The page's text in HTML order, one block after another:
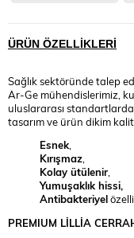
ÜRÜN ÖZELLIKLERI
Sağlık sektöründe talep
Ar-Ge mühendislerimiz,
uluslararası
tasarım ve ürün dikim
Esnek
Kırışmaz
Kolay ütülenir
Yumuşaklık hissi,
Antibakteriyel
PREMIUM LİLLİA